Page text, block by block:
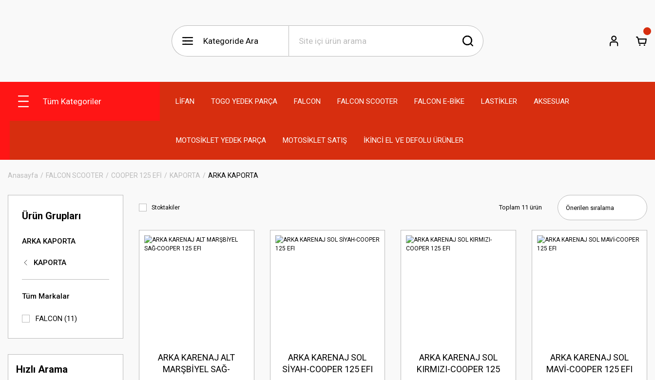
Tüm Kategoriler LİFAN TOGO YEDEK PARÇA FALCON FALCON SCOOTER FALCON E-BİKE LASTİKLER AKSESUAR
MOTOSİKLET YEDEK PARÇA MOTOSİKLET SATIŞ İKİNCİ EL VE DEFOLU ÜRÜNLER
Anasayfa FALCON SCOOTER COOPER 125 EFİ KAPORTA ARKA KAPORTA
Ürün Grupları
ARKA KAPORTA
KAPORTA
Tüm Markalar
FALCON (11)
Hızlı Arama
Stoktakiler Toplam 11 ürün
ARKA KARENAJ ALT
MARŞBİYEL SAĞ-
ARKA KARENAJ SOL
SİYAH-COOPER 125 EFI
ARKA KARENAJ SOL
KIRMIZI-COOPER 125
ARKA KARENAJ SOL
MAVİ-COOPER 125 EFI